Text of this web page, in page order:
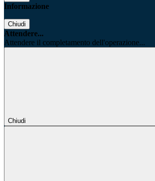
Informazione
Chiudi
Attendere...
Attendere il completamento dell'operazione...
Chiudi